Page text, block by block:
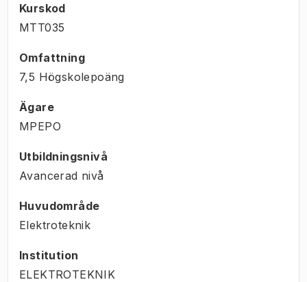
Kurskod
MTT035
Omfattning
7,5 Högskolepoäng
Ägare
MPEPO
Utbildningsnivå
Avancerad nivå
Huvudområde
Elektroteknik
Institution
ELEKTROTEKNIK